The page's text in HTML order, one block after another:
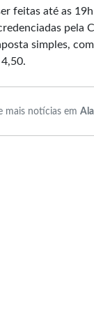
feitas até as
pela
simples,
mais notícias em